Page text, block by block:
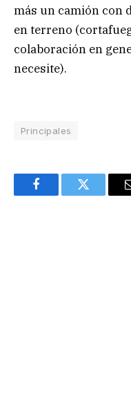
más un camión con
en terreno
colaboración en
necesite).
Principales
FacebookTwitter